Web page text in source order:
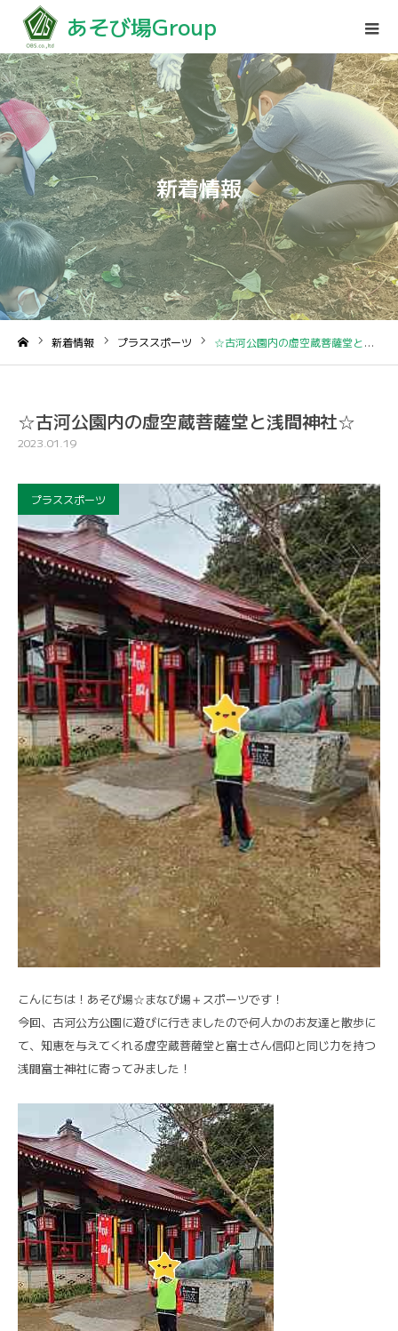
あそび場Group
新着情報
新着情報 プラススポーツ ☆古河公園内の虚空蔵菩薩堂と浅間神社☆
☆古河公園内の虚空蔵菩薩堂と浅間神社☆
2023.01.19
プラススポーツ
こんにちは！あそび場☆まなび場＋スポーツです！
今回、古河公方公園に遊びに行きましたので何人かのお友達と散歩に
て、知恵を与えてくれる虚空蔵菩薩堂と富士さん信仰と同じ力を持つ
浅間富士神社に寄ってみました！